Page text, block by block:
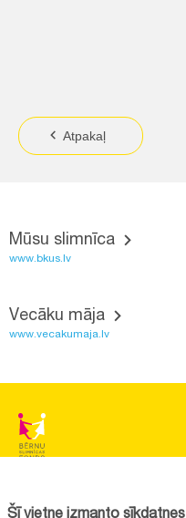
Atpakaļ
Mūsu slimnīca
www.bkus.lv
Vecāku māja
www.vecakumaja.lv
Reģistrācijas nr.:40008057120
Šī vietne izmanto sīkdatnes